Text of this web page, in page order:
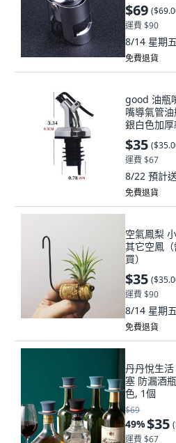
$69 (
運費 $90
8/14 星期五
免費退貨
good 油瓶
嘴導氣管
銀白色加
便,1個裝 不
$35 (
運費 $67
8/22 預計
免費退貨
空氣鳳梨
其它空鳳
買）
$35 (
運費 $90
8/14 星期五
免費退貨
丹丹悅生
塞 防漏酒
色, 1個
$69
49%$35 (
運費 $67